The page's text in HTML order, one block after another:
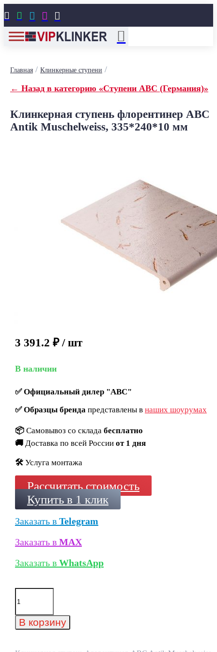
    
Главная/ Клинкерные ступени /
← Назад в категорию «Ступени ABC (Германия)»
Клинкерная ступень флорентинер ABC
Antik Muschelweiss, 335*240*10 мм
3 391.2 ₽ / шт
В наличии
✅Официальный дилер "ABC"
✅Образцы брендапредставлены в наших шоурумах
📦 Самовывоз со склада бесплатно
🚚 Доставка по всей России от 1 дня
🛠️ Услуга монтажа
Рассчитать стоимость
Купить в 1 клик
Заказать в Telegram
Заказать в MAX
Заказать в WhatsApp
Количество
товара
ступень
флорентинер
В корзину